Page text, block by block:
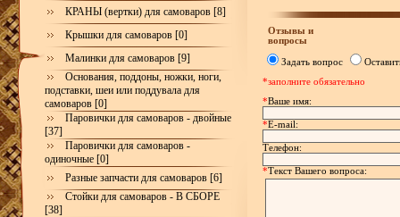
КРАНЫ (вертки) для самоваров [8]
Крышки для самоваров [0]
Малинки для самоваров [9]
Основания, поддоны, ножки, ноги,
подставки, шеи или поддувала для
самоваров [0]
Паровички для самоваров - двойные
[37]
Паровички для самоваров -
одиночные [0]
Разные запчасти для самоваров [6]
Стойки для самоваров - В СБОРЕ
[38]
Отзывы и
вопросы
Задать вопрос
*заполните обязательно
*Ваше имя:
*E-mail:
Телефон:
*Текст Вашего вопроса: